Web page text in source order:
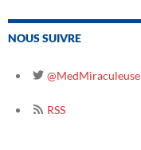
NOUS SUIVRE
@MedMiraculeuse
RSS